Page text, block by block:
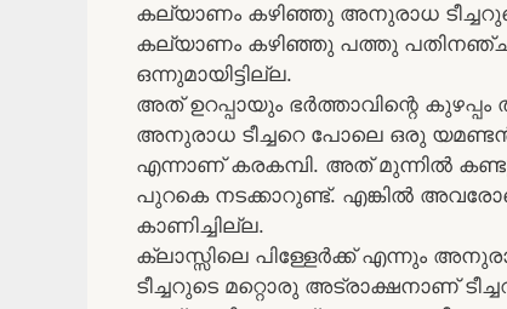
കല്യാണം കഴിഞ്ഞു അനുരാധ
കല്യാണം കഴിഞ്ഞു പത്തു പതിനഞ്ചു
ഒന്നുമായിട്ടില്ല.
അത് ഉറപ്പായും ഭർത്താവിന്റെ
അനുരാധ ടീച്ചറെ പോലെ ഒരു
എന്നാണ് കരകമ്പി. അത് മുന്നിൽ കണ്ടു
പുറകെ നടക്കാറുണ്ട്. എങ്കിൽ
കാണിച്ചില്ല.
ക്ലാസ്സിലെ പിള്ളേർക്ക് എന്നും
ടീച്ചറുടെ മറ്റൊരു അട്രാക്ഷനാണ്